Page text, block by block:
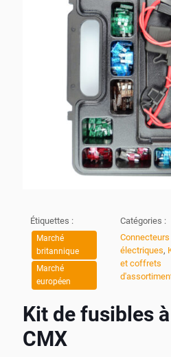
Étiquettes :
Marché
britannique
Marché
européen
Catégories :
Connecteurs
électriques,
et coffrets
Kit de fusibles
CMX